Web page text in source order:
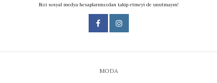
Bizi sosyal medya hesaplarımızdan takip etmeyi de unutmayın!
MODA